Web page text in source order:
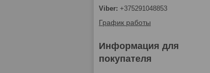
+375291048853
График работы
Информация для
покупателя